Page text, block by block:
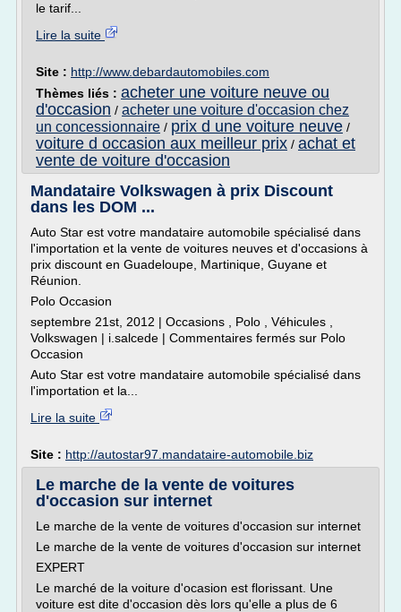
le tarif...
Lire la suite
Site : http://www.debardautomobiles.com
Thèmes liés : acheter une voiture neuve ou
d'occasion / acheter une voiture d'occasion chez
un concessionnaire / prix d une voiture neuve /
voiture d occasion aux meilleur prix / achat et
vente de voiture d'occasion
Mandataire Volkswagen à prix Discount
dans les DOM ...
Auto Star est votre mandataire automobile spécialisé dans
l'importation et la vente de voitures neuves et d'occasions à
prix discount en Guadeloupe, Martinique, Guyane et
Réunion.
Polo Occasion
septembre 21st, 2012 | Occasions , Polo , Véhicules ,
Volkswagen | i.salcede | Commentaires fermés sur Polo
Occasion
Auto Star est votre mandataire automobile spécialisé dans
l'importation et la...
Lire la suite
Site : http://autostar97.mandataire-automobile.biz
Le marche de la vente de voitures
d'occasion sur internet
Le marche de la vente de voitures d'occasion sur internet
Le marche de la vente de voitures d'occasion sur internet
EXPERT
Le marché de la voiture d'ocasion est florissant. Une
voiture est dite d'occasion dès lors qu'elle a plus de 6